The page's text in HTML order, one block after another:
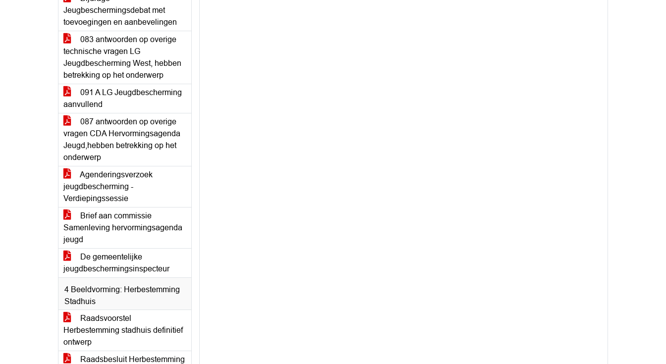
Jeugbeschermingsdebat met
toevoegingen en aanbevelingen
083 antwoorden op overige
technische vragen LG
Jeugdbescherming West, hebben
betrekking op het onderwerp
091 A LG Jeugdbescherming
aanvullend
087 antwoorden op overige
vragen CDA Hervormingsagenda
Jeugd,hebben betrekking op het
onderwerp
Agenderingsverzoek
jeugdbescherming -
Verdiepingssessie
Brief aan commissie
Samenleving hervormingsagenda
jeugd
De gemeentelijke
jeugdbeschermingsinspecteur
4 Beeldvorming: Herbestemming
Stadhuis
Raadsvoorstel
Herbestemming stadhuis definitief
ontwerp
Raadsbesluit Herbestemming